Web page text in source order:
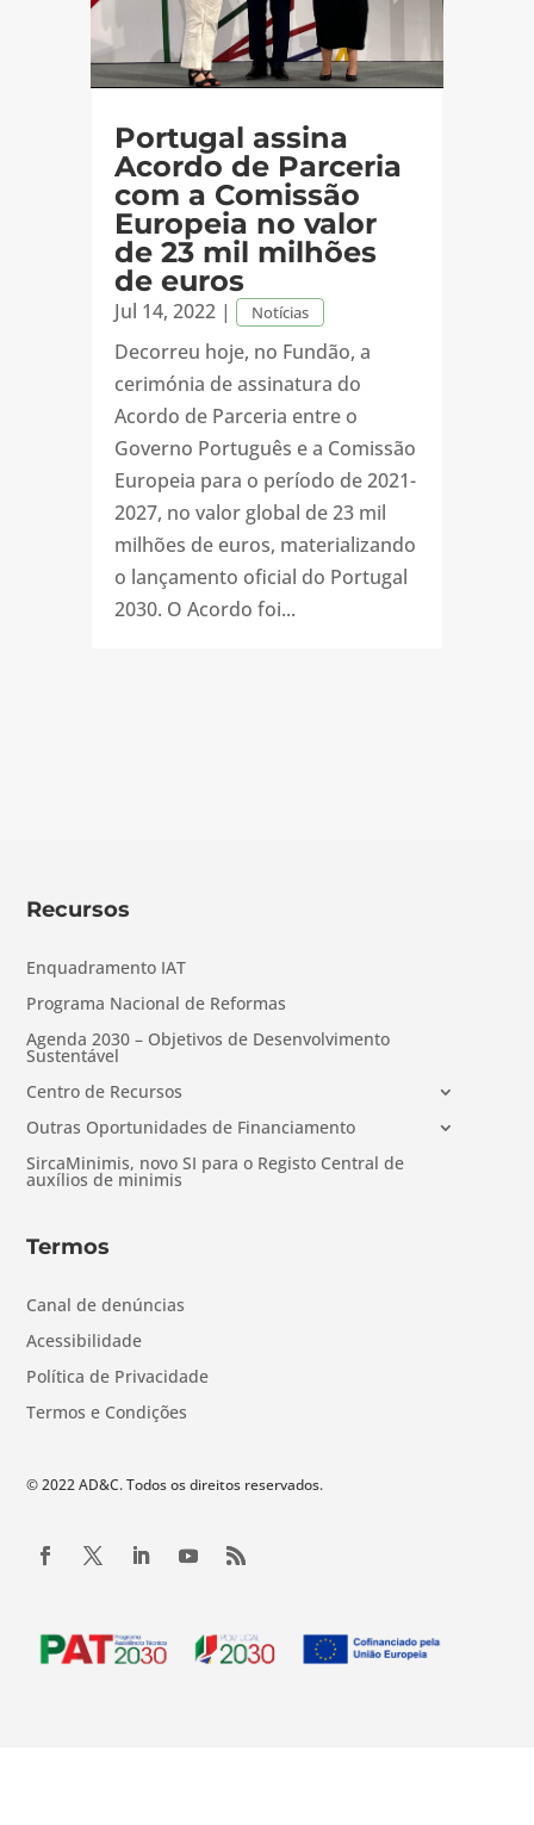
Portugal assina
Acordo de Parceria
com a Comissão
Europeia no valor
de 23 mil milhões
de euros
Jul 14, 2022| Notícias
Decorreu hoje, no Fundão, a
cerimónia de assinatura do
Acordo de Parceria entre o
Governo Português e a Comissão
Europeia para o período de 2021-
2027, no valor global de 23 mil
milhões de euros, materializando
o lançamento oficial do Portugal
2030. O Acordo foi...
Recursos
Enquadramento IAT
Programa Nacional de Reformas
Agenda 2030 – Objetivos de Desenvolvimento
Sustentável
Centro de Recursos
Outras Oportunidades de Financiamento
SircaMinimis, novo SI para o Registo Central de
auxílios de minimis
Termos
Canal de denúncias
Acessibilidade
Política de Privacidade
Termos e Condições
© 2022 AD&C. Todos os direitos reservados.